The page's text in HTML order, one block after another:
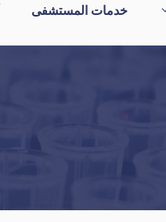
خدمات المستشفى